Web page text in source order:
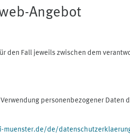
Angebot
Fall jeweils zwischen dem
personenbezogener
muenster.de/de/